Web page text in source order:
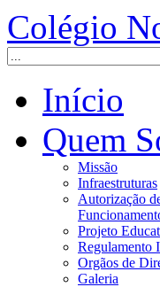
Colégio
Início
Quem
Missão
Infraestruturas
Autorização
Projeto
Regulamento
Orgãos de
Galeria